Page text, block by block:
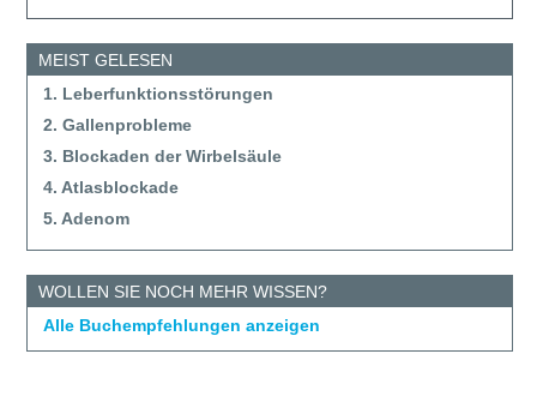
MEIST GELESEN
1. Leberfunktionsstörungen
2. Gallenprobleme
3. Blockaden der Wirbelsäule
4. Atlasblockade
5. Adenom
WOLLEN SIE NOCH MEHR WISSEN?
Alle Buchempfehlungen anzeigen